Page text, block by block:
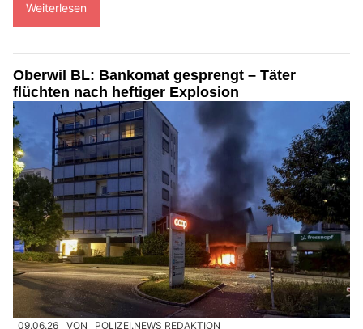
Weiterlesen
Oberwil BL: Bankomat gesprengt – Täter
flüchten nach heftiger Explosion
09.06.26 VON POLIZEI.NEWS REDAKTION